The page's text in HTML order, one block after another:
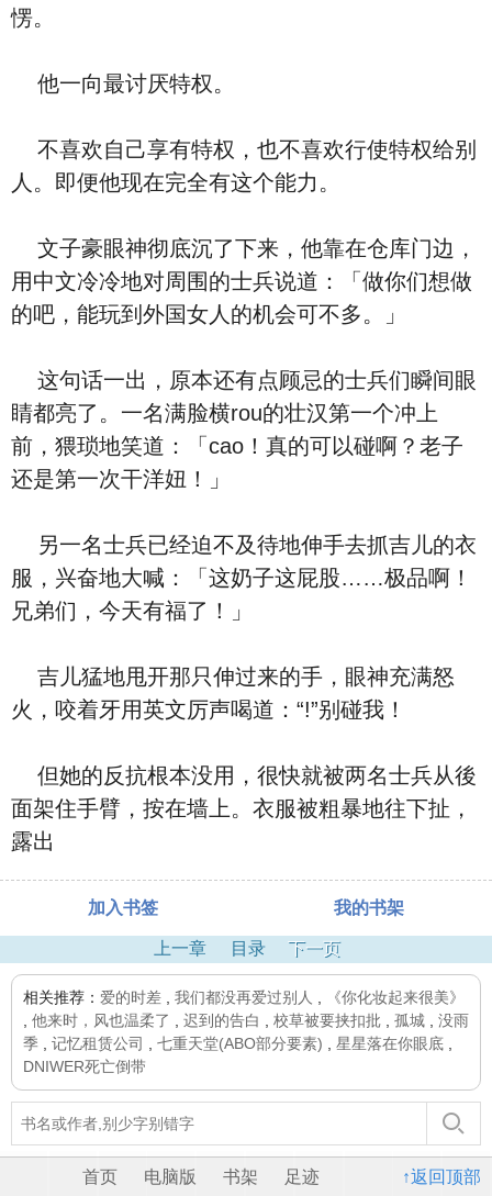
愣。
他一向最讨厌特权。
不喜欢自己享有特权，也不喜欢行使特权给别
人。即便他现在完全有这个能力。
文子豪眼神彻底沉了下来，他靠在仓库门边，
用中文冷冷地对周围的士兵说道：「做你们想做
的吧，能玩到外国女人的机会可不多。」
这句话一出，原本还有点顾忌的士兵们瞬间眼
睛都亮了。一名满脸横rou的壮汉第一个冲上
前，猥琐地笑道：「cao！真的可以碰啊？老子
还是第一次干洋妞！」
另一名士兵已经迫不及待地伸手去抓吉儿的衣
服，兴奋地大喊：「这奶子这屁股……极品啊！
兄弟们，今天有福了！」
吉儿猛地甩开那只伸过来的手，眼神充满怒
火，咬着牙用英文厉声喝道：“!”别碰我！
但她的反抗根本没用，很快就被两名士兵从後
面架住手臂，按在墙上。衣服被粗暴地往下扯，
露出
加入书签 我的书架
上一章 目录 下一页
相关推荐： 爱的时差 我们都没再爱过别人
《你化妆起来很美》
他来时，风也温柔了 迟到的告白 校草被要挟扣批 孤城
没雨
季
记忆租赁公司 七重天堂(ABO部分要素) 星星落在你眼底
DNIWER死亡倒带
↑返回顶部
首页 电脑版 书架 足迹